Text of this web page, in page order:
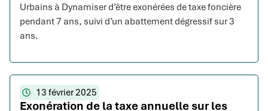
Urbains à Dynamiser d’être exonérées de taxe foncière
pendant 7 ans, suivi d’un abattement dégressif sur 3
ans.
13 février 2025
Exonération de la taxe annuelle sur les